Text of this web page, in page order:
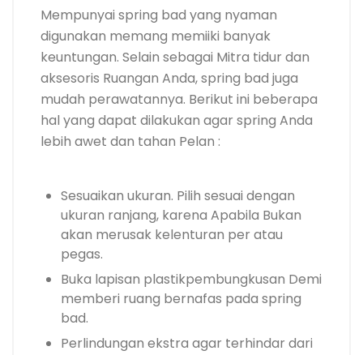
Mempunyai spring bad yang nyaman
digunakan memang memiiki banyak
keuntungan. Selain sebagai Mitra tidur dan
aksesoris Ruangan Anda, spring bad juga
mudah perawatannya. Berikut ini beberapa
hal yang dapat dilakukan agar spring Anda
lebih awet dan tahan Pelan :
Sesuaikan ukuran. Pilih sesuai dengan
ukuran ranjang, karena Apabila Bukan
akan merusak kelenturan per atau
pegas.
Buka lapisan plastikpembungkusan Demi
memberi ruang bernafas pada spring
bad.
Perlindungan ekstra agar terhindar dari